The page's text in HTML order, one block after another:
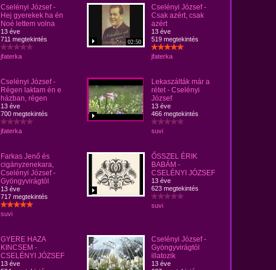
Cselényi József -
Hej gyerekek ha én
Noé lettem volna
13 éve
711 megtekintés
jfaterka
02:50
Cselényi József -
Csak azért, csak
azért
13 éve
519 megtekintés
jfaterka
Cselényi József -
Régen laktam én e
házban, régen
13 éve
700 megtekintés
jfaterka
Lekaszálták már a
rétet - Cselényi
József
13 éve
466 megtekintés
suvi
Farkas Jenő és
cigányzenekara,
Cselényi József -
Gyöngyvirágtól
13 éve
717 megtekintés
suvi
ŐSSZEL ÉRIK
BABÁM -
CSELÉNYI JÓZSEF
13 éve
623 megtekintés
suvi
GYERE HAZA
KINCSEM -
CSELÉNYI JÓZSEF
13 éve
Cselényi József -
Gyöngyvirágtól
illatozik
13 éve